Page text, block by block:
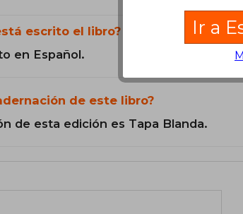
escrito el libro?
en Español.
de este libro?
de esta edición es Tapa Blanda.
Ir a